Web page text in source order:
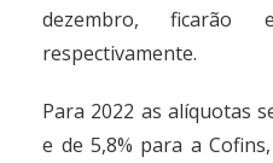
dezembro,
respectivamente.
Para 2022 as alíquotas
e de 5,8% para a